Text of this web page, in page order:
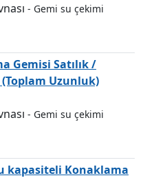
- Gemi su çekimi
Gemisi Satılık /
(Toplam Uzunluk)
- Gemi su çekimi
kapasiteli Konaklama